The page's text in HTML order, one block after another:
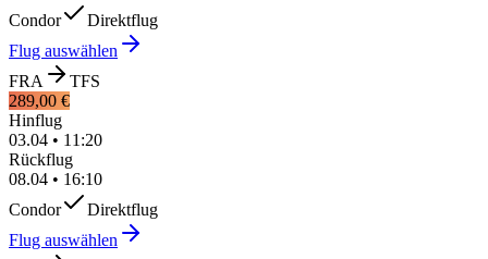
Condor
Direktflug
Flug auswählen
FRA
TFS
289,00 €
Hinflug
03.04 • 11:20
Rückflug
08.04 • 16:10
Condor
Direktflug
Flug auswählen